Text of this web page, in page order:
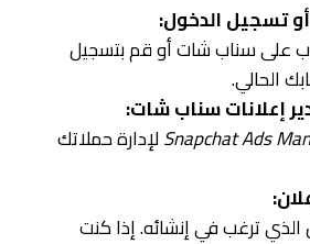
تسجيل الدخول:
على سناب شات أو قم بتسجيل
الحالي.
إعلانات سناب شات:
Snapchat Adsلإدارة حملاتك
الذي ترغب في إنشائه. إذا كنت